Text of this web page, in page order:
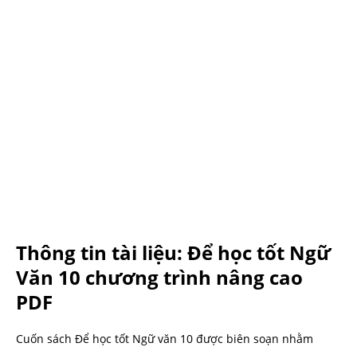
Thông tin tài liệu: Để học tốt Ngữ
Văn 10 chương trình nâng cao
PDF
Cuốn sách Để học tốt Ngữ văn 10 được biên soạn nhằm